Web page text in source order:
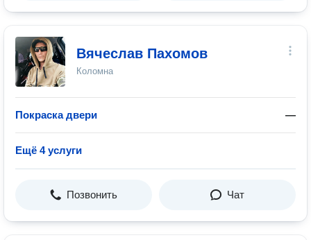
Вячеслав Пахомов
Коломна
Покраска двери —
Ещё 4 услуги
Позвонить Чат